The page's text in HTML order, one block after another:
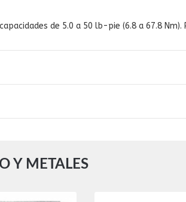
de 5.0 a 50 lb-pie (6.8 a 67.8 Nm).
Y METALES